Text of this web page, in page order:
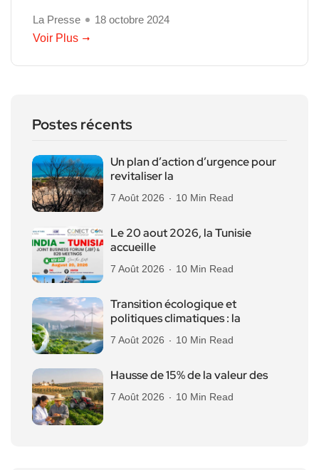
La Presse
18 octobre 2024
Voir Plus
Postes récents
Un plan d’action d’urgence pour
revitaliser la
7 Août 2026 10 Min Read
Le 20 aout 2026, la Tunisie
accueille
7 Août 2026 10 Min Read
Transition écologique et
politiques climatiques : la
7 Août 2026 10 Min Read
Hausse de 15% de la valeur des
7 Août 2026 10 Min Read